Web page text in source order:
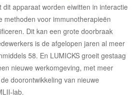
apparaat worden eiwitten in interactie
methoden voor immunotherapieën
Dit kan een grote doorbraak
is de afgelopen jaren al meer
58. En LUMICKS groeit gestaag
nieuwe werkomgeving, met meer
doorontwikkeling van nieuwe
lab.